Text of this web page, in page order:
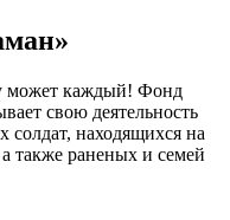
может каждый! Фонд
свою деятельность
солдат, находящихся на
также раненых и семей